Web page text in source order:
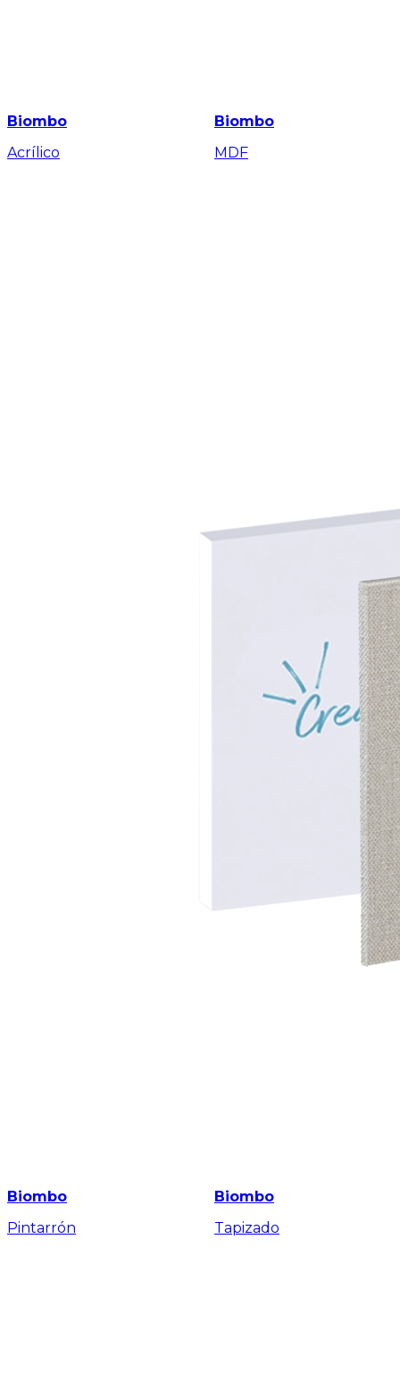
Biombo
Acrílico
Biombo
MDF
Biombo
Pintarrón
Biombo
Tapizado